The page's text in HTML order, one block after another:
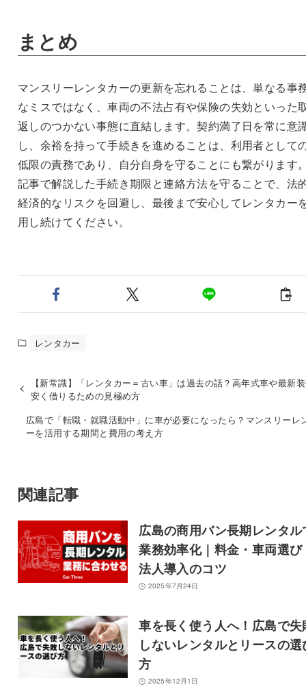
まとめ
マンスリーレンタカーの更新を忘れることは、単なる事
なミスではなく、車両の不法占有や保険の失効といった
返しのつかない事態に直結します。契約満了日を常に意
し、余裕を持って手続きを進めることは、利用者として
低限の責務であり、自分自身を守ることにも繋がります
記事で解説した手続き期限と連絡方法を守ることで、法
経済的なリスクを回避し、最後まで安心してレンタカー
用し続けてください。
レンタカー
【新常識】「レンタカー＝古い車」は過去の話？高年式車や最新
安く借りるための見極め方
広島で「転職・就職活動中」に車が必要になったら？マンスリーレ
ーを活用する期間と費用の考え方
関連記事
広島の商用バン長期レンタル
業務効率化｜料金・車両選び
法人導入のコツ
2025年7月24日
車を長く使う人へ！広島で失
しないレンタルとリースの選
方
2025年12月1日